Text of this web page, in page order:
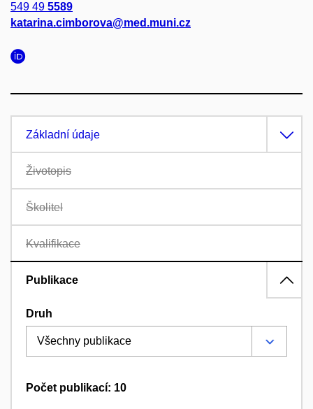
549 49 5589
katarina.cimborova@med.muni.cz
Základní údaje
Životopis
Školitel
Kvalifikace
Publikace
Druh
Počet publikací: 10